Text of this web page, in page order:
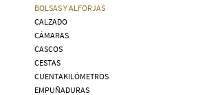
BOLSAS Y ALFORJAS
CALZADO
CÁMARAS
CASCOS
CESTAS
CUENTAKILÓMETROS
EMPUÑADURAS